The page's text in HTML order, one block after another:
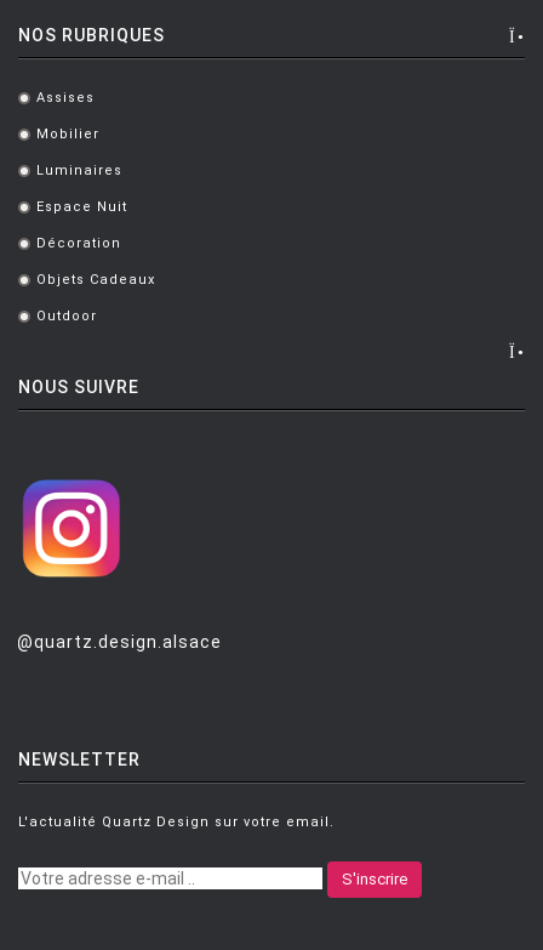
NOS RUBRIQUES
. Assises
. Mobilier
. Luminaires
. Espace Nuit
. Décoration
. Objets Cadeaux
. Outdoor
NOUS SUIVRE
@quartz.design.alsace
NEWSLETTER
L'actualité Quartz Design sur votre email.
S'inscrire